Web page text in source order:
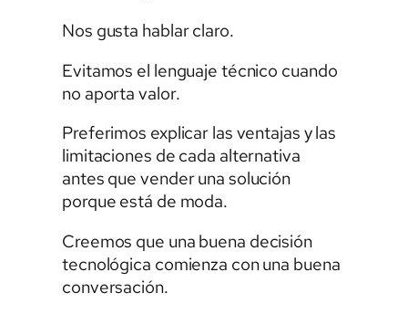
Nos gusta hablar claro.
Evitamos el lenguaje técnico cuando
no aporta valor.
Preferimos explicar las ventajas y las
limitaciones de cada alternativa
antes que vender una solución
porque está de moda.
Creemos que una buena decisión
tecnológica comienza con una buena
conversación.